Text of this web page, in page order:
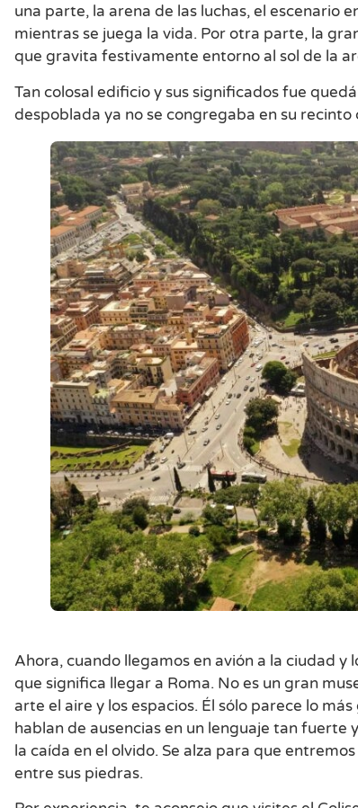
una parte, la arena de las luchas, el escenario
mientras se juega la vida. Por otra parte, la
que gravita festivamente entorno al sol de la
Tan colosal edificio y sus significados fue
despoblada ya no se congregaba en su
Ahora, cuando llegamos en avión a la ciudad
que significa llegar a Roma. No es un gran
arte el aire y los espacios. Él sólo parece lo
hablan de ausencias en un lenguaje tan fuerte
la caída en el olvido. Se alza para que
entre sus piedras.